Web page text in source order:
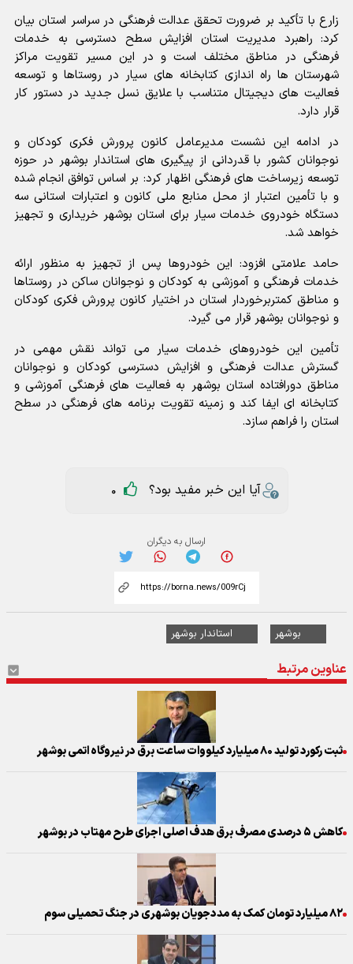
زارع با تأکید بر ضرورت تحقق عدالت فرهنگی در سراسر استان بیان
کرد: راهبرد مدیریت استان افزایش سطح دسترسی به خدمات
فرهنگی در مناطق مختلف است و در این مسیر تقویت مراکز
شهرستان ها راه اندازی کتابخانه های سیار در روستاها و توسعه
فعالیت های دیجیتال متناسب با علایق نسل جدید در دستور کار
قرار دارد.
در ادامه این نشست مدیرعامل کانون پرورش فکری کودکان و
نوجوانان کشور با قدردانی از پیگیری های استاندار بوشهر در حوزه
توسعه زیرساخت های فرهنگی اظهار کرد: بر اساس توافق انجام شده
و با تأمین اعتبار از محل منابع ملی کانون و اعتبارات استانی سه
دستگاه خودروی خدمات سیار برای استان بوشهر خریداری و تجهیز
خواهد شد.
حامد علامتی افزود: این خودروها پس از تجهیز به منظور ارائه
خدمات فرهنگی و آموزشی به کودکان و نوجوانان ساکن در روستاها
و مناطق کمتربرخوردار استان در اختیار کانون پرورش فکری کودکان
و نوجوانان بوشهر قرار می گیرد.
تأمین این خودروهای خدمات سیار می تواند نقش مهمی در
گسترش عدالت فرهنگی و افزایش دسترسی کودکان و نوجوانان
مناطق دورافتاده استان بوشهر به فعالیت های فرهنگی آموزشی و
کتابخانه ای ایفا کند و زمینه تقویت برنامه های فرهنگی در سطح
استان را فراهم سازد.
آیا این خبر مفید بود؟ 0
ارسال به دیگران
بوشهر استاندار بوشهر
عناوین مرتبط
ثبت رکورد تولید ۸۰ میلیارد کیلووات ساعت برق در نیروگاه اتمی بوشهر
کاهش ۵ درصدی مصرف برق هدف اصلی اجرای طرح مهتاب در بوشهر
۸۲ میلیارد تومان کمک به مددجویان بوشهری در جنگ تحمیلی سوم